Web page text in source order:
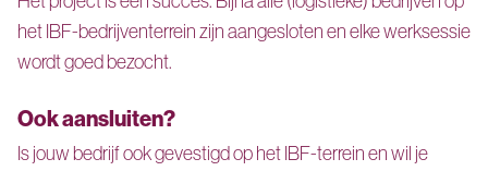
het IBF-bedrijventerrein zijn aangesloten en elke werksessie
wordt goed bezocht.
Ook aansluiten?
Is jouw bedrijf ook gevestigd op het IBF-terrein en wil je